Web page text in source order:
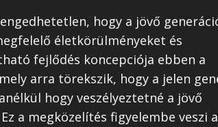
hogy a jövő
életkörülményeket és
fejlődés koncepciója ebben a
arra törekszik, hogy a jelen
hogy veszélyeztetné a jövő
a megközelítés figyelembe veszi